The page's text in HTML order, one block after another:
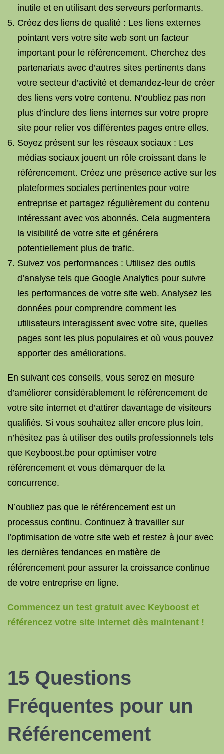
inutile et en utilisant des serveurs performants.
Créez des liens de qualité : Les liens externes
pointant vers votre site web sont un facteur
important pour le référencement. Cherchez des
partenariats avec d’autres sites pertinents dans
votre secteur d’activité et demandez-leur de créer
des liens vers votre contenu. N’oubliez pas non
plus d’inclure des liens internes sur votre propre
site pour relier vos différentes pages entre elles.
Soyez présent sur les réseaux sociaux : Les
médias sociaux jouent un rôle croissant dans le
référencement. Créez une présence active sur les
plateformes sociales pertinentes pour votre
entreprise et partagez régulièrement du contenu
intéressant avec vos abonnés. Cela augmentera
la visibilité de votre site et générera
potentiellement plus de trafic.
Suivez vos performances : Utilisez des outils
d’analyse tels que Google Analytics pour suivre
les performances de votre site web. Analysez les
données pour comprendre comment les
utilisateurs interagissent avec votre site, quelles
pages sont les plus populaires et où vous pouvez
apporter des améliorations.
En suivant ces conseils, vous serez en mesure
d’améliorer considérablement le référencement de
votre site internet et d’attirer davantage de visiteurs
qualifiés. Si vous souhaitez aller encore plus loin,
n’hésitez pas à utiliser des outils professionnels tels
que Keyboost.be pour optimiser votre
référencement et vous démarquer de la
concurrence.
N’oubliez pas que le référencement est un
processus continu. Continuez à travailler sur
l’optimisation de votre site web et restez à jour avec
les dernières tendances en matière de
référencement pour assurer la croissance continue
de votre entreprise en ligne.
Commencez un test gratuit avec Keyboost et
référencez votre site internet dès maintenant !
15 Questions
Fréquentes pour un
Référencement